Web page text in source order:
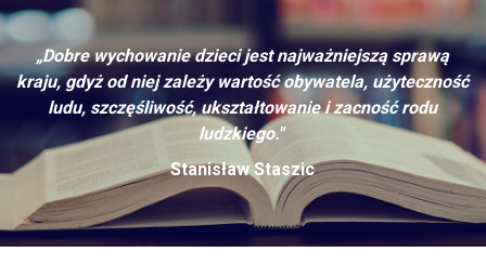
„Dobre wychowanie dzieci jest najważniejszą sprawą
kraju, gdyż od niej zależy wartość obywatela, użyteczność
ludu, szczęśliwość, ukształtowanie i zacność rodu
ludzkiego."
Stanisław Staszic